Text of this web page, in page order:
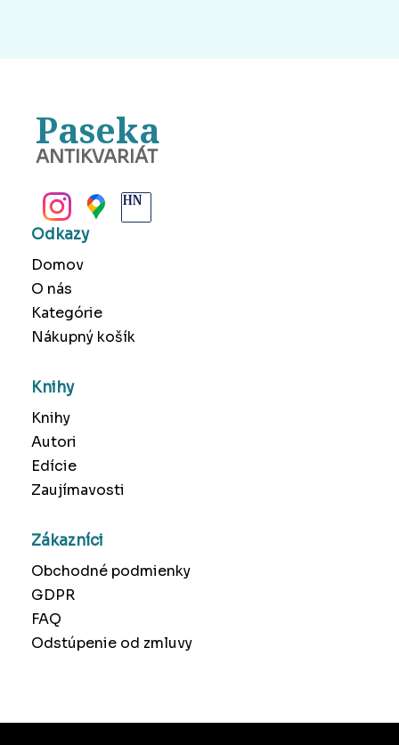
Paseka
ANTIKVARIÁT
Odkazy
Domov
O nás
Kategórie
Nákupný košík
Knihy
Knihy
Autori
Edície
Zaujímavosti
Zákazníci
Obchodné podmienky
GDPR
FAQ
Odstúpenie od zmluvy